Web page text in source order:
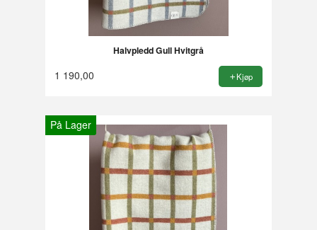
Halvpledd Gull Hvitgrå
1 190,00 Kjøp
På Lager